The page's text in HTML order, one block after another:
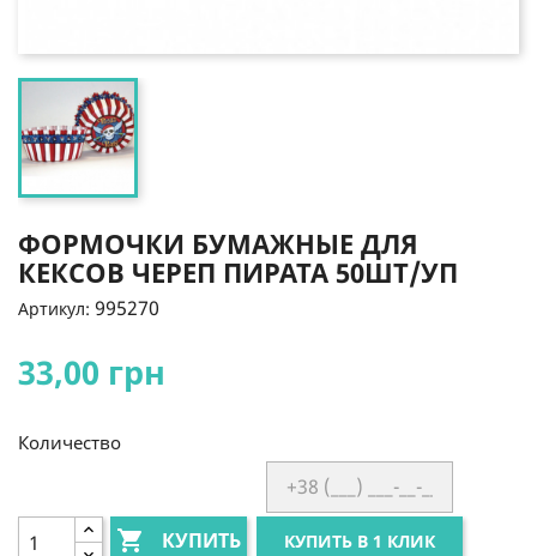
ФОРМОЧКИ БУМАЖНЫЕ ДЛЯ
КЕКСОВ ЧЕРЕП ПИРАТА 50ШТ/УП
Артикул: 995270
33,00 грн
Количество
 КУПИТЬ КУПИТЬ В 1 КЛИК